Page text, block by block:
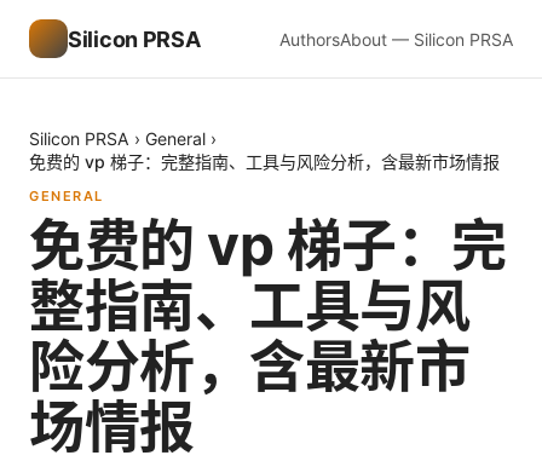
Silicon PRSA AuthorsAbout — Silicon PRSA
Silicon PRSA › General ›
免费的 vp 梯子：完整指南、工具与风险分析，含最新市场情报
GENERAL
免费的 vp 梯子：完
整指南、工具与风
险分析，含最新市
场情报